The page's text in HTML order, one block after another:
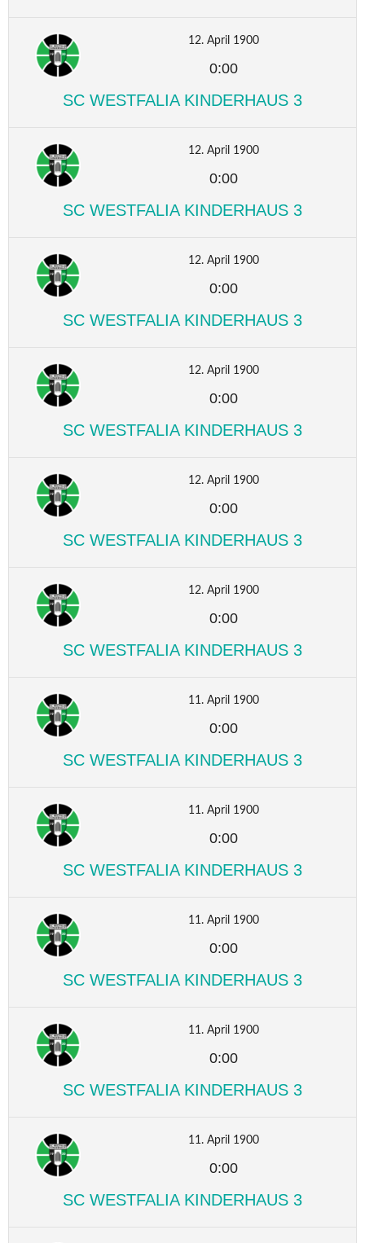
12. April 1900
0:00
SC WESTFALIA KINDERHAUS 3
12. April 1900
0:00
SC WESTFALIA KINDERHAUS 3
12. April 1900
0:00
SC WESTFALIA KINDERHAUS 3
12. April 1900
0:00
SC WESTFALIA KINDERHAUS 3
12. April 1900
0:00
SC WESTFALIA KINDERHAUS 3
12. April 1900
0:00
SC WESTFALIA KINDERHAUS 3
11. April 1900
0:00
SC WESTFALIA KINDERHAUS 3
11. April 1900
0:00
SC WESTFALIA KINDERHAUS 3
11. April 1900
0:00
SC WESTFALIA KINDERHAUS 3
11. April 1900
0:00
SC WESTFALIA KINDERHAUS 3
11. April 1900
0:00
SC WESTFALIA KINDERHAUS 3